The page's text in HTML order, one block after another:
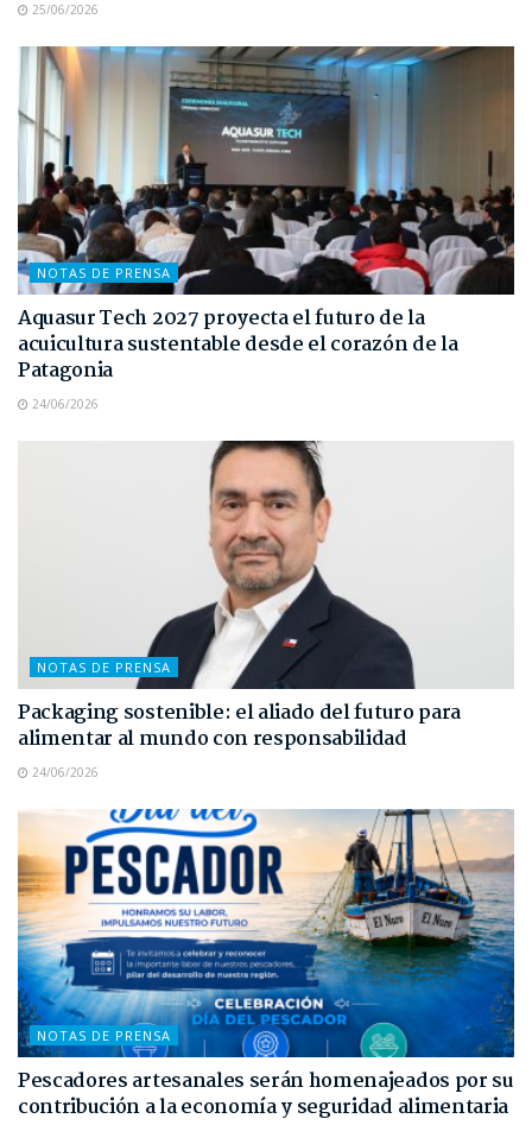
25/06/2026
NOTAS DE PRENSA
Aquasur Tech 2027 proyecta el futuro de la
acuicultura sustentable desde el corazón de la
Patagonia
24/06/2026
NOTAS DE PRENSA
Packaging sostenible: el aliado del futuro para
alimentar al mundo con responsabilidad
24/06/2026
NOTAS DE PRENSA
Pescadores artesanales serán homenajeados por su
contribución a la economía y seguridad alimentaria